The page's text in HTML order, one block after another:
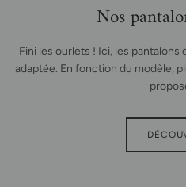
Nos
Fini les ourlets ! Ici, les
adaptée. En fonction du modèle,